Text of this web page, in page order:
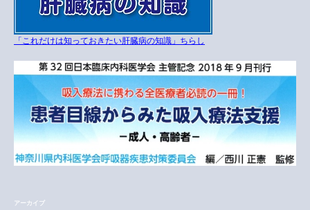
「これだけは知っておきたい肝臓病の知識」ちらし
アーカイブ